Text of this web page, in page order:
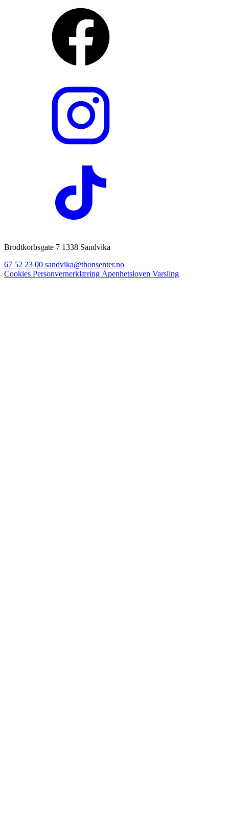
Brodtkorbsgate 7 1338 Sandvika
67 52 23 00 sandvika@thonsenter.no
Cookies Personvernerklæring Åpenhetsloven Varsling